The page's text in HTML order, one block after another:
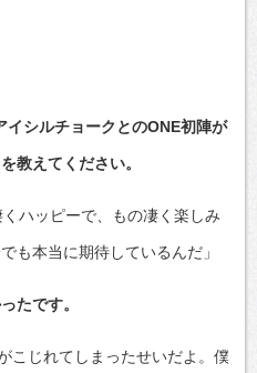
シルチョークとのONE初陣が
教えてください。
ハッピーで、もの凄く楽しみ
も本当に期待しているんだ」
たです。
こじれてしまったせいだよ。僕